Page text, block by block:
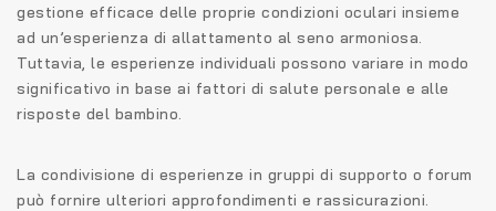
gestione efficace delle proprie condizioni oculari insieme
ad un’esperienza di allattamento al seno armoniosa.
Tuttavia, le esperienze individuali possono variare in modo
significativo in base ai fattori di salute personale e alle
risposte del bambino.
La condivisione di esperienze in gruppi di supporto o forum
può fornire ulteriori approfondimenti e rassicurazioni.